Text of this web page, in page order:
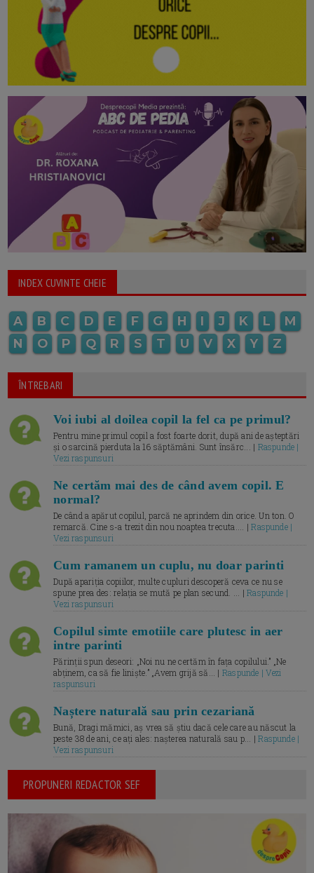
INDEX CUVINTE CHEIE
A B C D E F G H I J K L
M
N
O P Q R S T U V X Y Z
ÎNTREBARI
Voi iubi al doilea copil la fel ca pe primul?
Pentru mine primul copil a fost foarte dorit, după ani de așteptări
și o sarcină pierduta la 16 săptămâni. Sunt însărc... | Raspunde |
Vezi raspunsuri
Ne certăm mai des de când avem copil. E
normal?
De când a apărut copilul, parcă ne aprindem din orice. Un ton. O
remarcă. Cine s-a trezit din nou noaptea trecuta.... |Raspunde |
Vezi raspunsuri
Cum ramanem un cuplu, nu doar parinti
După apariția copiilor, multe cupluri descoperă ceva ce nu se
spune prea des: relația se mută pe plan secund. ... |Raspunde |
Vezi raspunsuri
Copilul simte emotiile care plutesc in aer
intre parinti
Părinții spun deseori: „Noi nu ne certăm în fața copilului.” „Ne
abținem, ca să fie liniște.” „Avem grijă să... | Raspunde | Vezi
raspunsuri
Naștere naturală sau prin cezariană
Bună, Dragi mămici, aș vrea să știu dacă cele care au născut la
peste 38 de ani, ce ați ales: nașterea naturală sau p... |Raspunde |
Vezi raspunsuri
PROPUNERI REDACTOR SEF